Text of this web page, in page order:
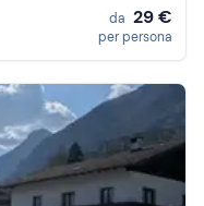
da 29 €
per persona